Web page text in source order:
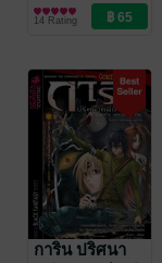
อาฆาต บทแรก
Comic
การ์ตูนทั่วไป
14 Rating
การิน ปริศนา